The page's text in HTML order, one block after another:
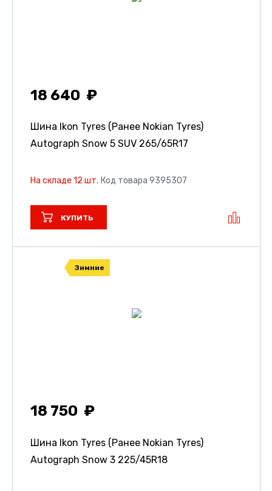
18 640
Шина Ikon Tyres (Ранее Nokian Tyres)
Autograph Snow 5 SUV 265/65R17
На складе 12 шт. Код товара 9395307
КУПИТЬ
Зимние
18 750
Шина Ikon Tyres (Ранее Nokian Tyres)
Autograph Snow 3 225/45R18